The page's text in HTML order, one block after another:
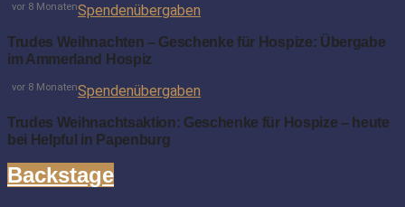
Spendenübergaben
vor 8 Monaten
Trudes Weihnachten – Geschenke für Hospize: Übergabe
im Ammerland Hospiz
Spendenübergaben
vor 8 Monaten
Trudes Weihnachtsaktion: Geschenke für Hospize – heute
bei Helpful in Papenburg
Backstage